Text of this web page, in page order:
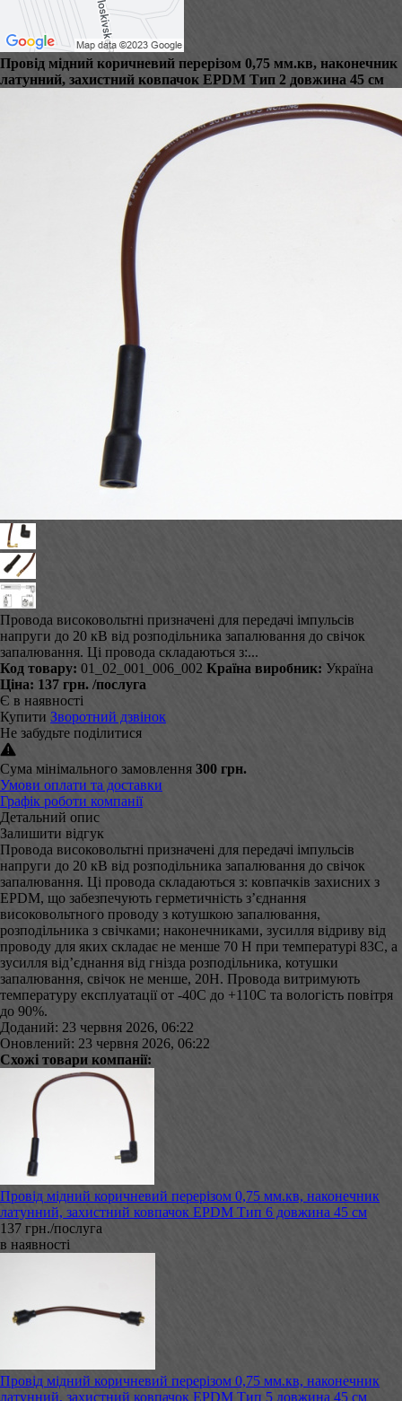
Провід мідний коричневий перерізом 0,75 мм.кв, наконечник
латунний, захистний ковпачок EPDM Тип 2 довжина 45 см
Провода високовольтні призначені для передачі імпульсів
напруги до 20 кВ від розподільника запалювання до свічок
запалювання. Ці провода складаються з:...
Код товару: 01_02_001_006_002 Країна виробник: Україна
Ціна: 137 грн. /послуга
Є в наявності
Купити Зворотний дзвінок
Не забудьте поділитися
Сума мінімального замовлення 300 грн.
Умови оплати та доставки
Графік роботи компанії
Детальний опис
Залишити відгук
Провода високовольтні призначені для передачі імпульсів
напруги до 20 кВ від розподільника запалювання до свічок
запалювання. Ці провода складаються з: ковпачків захисних з
EPDM, що забезпечують герметичність з’єднання
високовольтного проводу з котушкою запалювання,
розподільника з свічками; наконечниками, зусилля відриву від
проводу для яких складає не менше 70 Н при температурі 83С, а
зусилля від’єднання від гнізда розподільника, котушки
запалювання, свічок не менше, 20Н. Провода витримують
температуру експлуатації от -40С до +110С та вологість повітря
до 90%.
Доданий: 23 червня 2026, 06:22
Оновлений: 23 червня 2026, 06:22
Схожі товари компанії:
Провід мідний коричневий перерізом 0,75 мм.кв, наконечник
латунний, захистний ковпачок EPDM Тип 6 довжина 45 см
137 грн./послуга
в наявності
Провід мідний коричневий перерізом 0,75 мм.кв, наконечник
латунний, захистний ковпачок EPDM Тип 5 довжина 45 см